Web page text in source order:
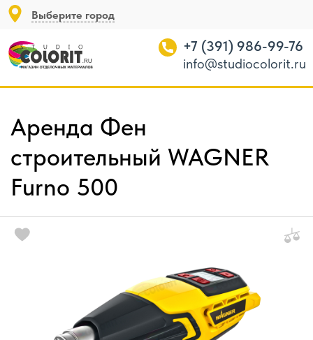
Выберите город
+7 (391) 986-99-76
info@studiocolorit.ru
Аренда Фен
строительный WAGNER
Furno 500